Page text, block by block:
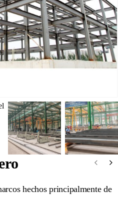
hechos principalmente de